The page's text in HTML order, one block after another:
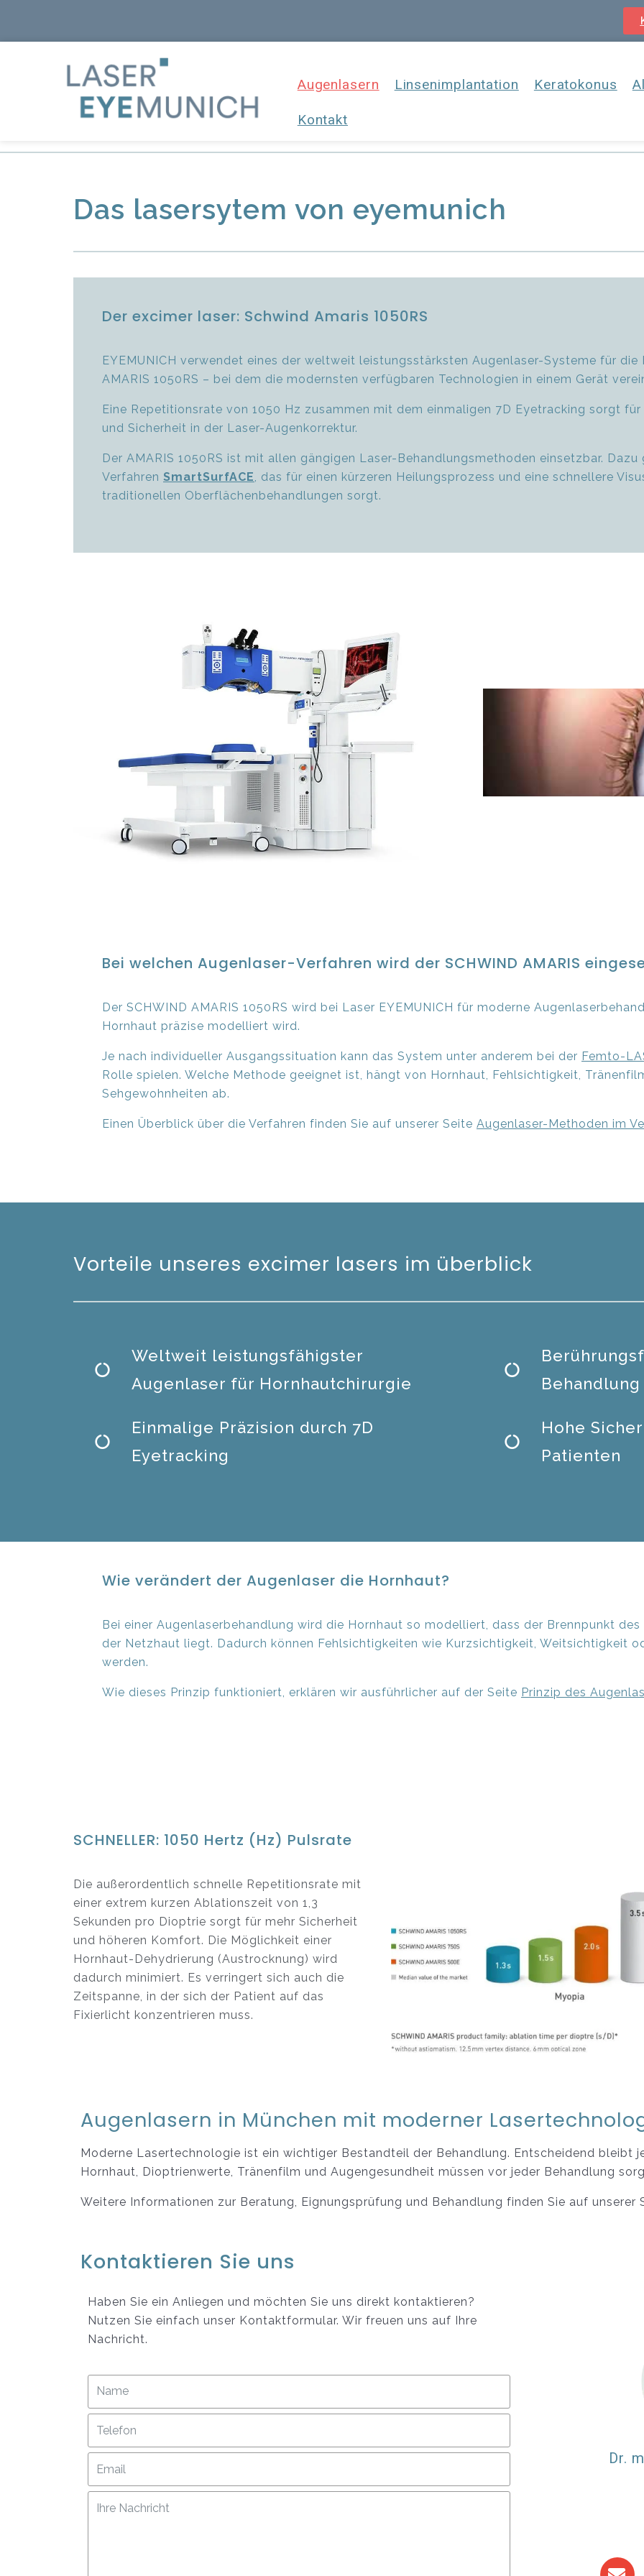
Augenlasern Linsenimplantation Keratokonus
Kontakt
Das lasersytem von eyemunich
Der excimer laser: Schwind Amaris 1050RS
EYEMUNICH verwendet eines der weltweit leistungsstärksten Augenlaser-Systeme für die
AMARIS 1050RS – bei dem die modernsten verfügbaren Technologien in einem Gerät
Eine Repetitionsrate von 1050 Hz zusammen mit dem einmaligen 7D Eyetracking sorgt
und Sicherheit in der Laser-Augenkorrektur.
Der AMARIS 1050RS ist mit allen gängigen Laser-Behandlungsmethoden einsetzbar.
Verfahren SmartSurfACE, das für einen kürzeren Heilungsprozess und eine schnellere
traditionellen Oberflächenbehandlungen sorgt.
Bei welchen Augenlaser-Verfahren wird der SCHWIND AMARIS
Der SCHWIND AMARIS 1050RS wird bei Laser EYEMUNICH für moderne
Hornhaut präzise modelliert wird.
Je nach individueller Ausgangssituation kann das System unter anderem bei der Femto-
Rolle spielen. Welche Methode geeignet ist, hängt von Hornhaut, Fehlsichtigkeit,
Sehgewohnheiten ab.
Einen Überblick über die Verfahren finden Sie auf unserer Seite Augenlaser-Methoden im
Vorteile unseres excimer lasers im überblick
Weltweit leistungsfähigster
Augenlaser für Hornhautchirurgie
Einmalige Präzision durch 7D
Eyetracking
Hohe
Patienten
Wie verändert der Augenlaser die Hornhaut?
Bei einer Augenlaserbehandlung wird die Hornhaut so modelliert, dass der Brennpunkt
der Netzhaut liegt. Dadurch können Fehlsichtigkeiten wie Kurzsichtigkeit, Weitsichtigkeit
werden.
Wie dieses Prinzip funktioniert, erklären wir ausführlicher auf der Seite Prinzip des
SCHNELLER: 1050 Hertz (Hz) Pulsrate
Die außerordentlich schnelle Repetitionsrate mit
einer extrem kurzen Ablationszeit von 1,3
Sekunden pro Dioptrie sorgt für mehr Sicherheit
und höheren Komfort. Die Möglichkeit einer
Hornhaut-Dehydrierung (Austrocknung) wird
dadurch minimiert. Es verringert sich auch die
Zeitspanne, in der sich der Patient auf das
Fixierlicht konzentrieren muss.
Augenlasern in München mit moderner
Moderne Lasertechnologie ist ein wichtiger Bestandteil der Behandlung. Entscheidend bleibt
Hornhaut, Dioptrienwerte, Tränenfilm und Augengesundheit müssen vor jeder Behandlung
Weitere Informationen zur Beratung, Eignungsprüfung und Behandlung finden Sie auf unserer
Kontaktieren Sie uns
Haben Sie ein Anliegen und möchten Sie uns direkt kontaktieren?
Nutzen Sie einfach unser Kontaktformular. Wir freuen uns auf Ihre
Nachricht.
Dr.